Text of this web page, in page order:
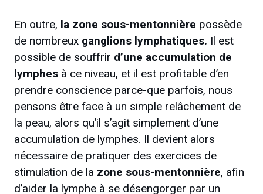
En outre, la zone sous-mentonnière possède
de nombreux ganglions lymphatiques. Il est
possible de souffrir d’une accumulation de
lymphes à ce niveau, et il est profitable d’en
prendre conscience parce-que parfois, nous
pensons être face à un simple relâchement de
la peau, alors qu’il s’agit simplement d’une
accumulation de lymphes. Il devient alors
nécessaire de pratiquer des exercices de
stimulation de la zone sous-mentonnière, afin
d’aider la lymphe à se désengorger par un